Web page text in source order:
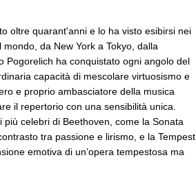
oltre quarant'anni e lo ha visto esibirsi nei
da New York a Tokyo, dalla
Pogorelich ha conquistato ogni angolo del
capacità di mescolare virtuosismo e
e proprio ambasciatore della musica
il repertorio con una sensibilità unica.
celebri di Beethoven, come la Sonata
tra passione e lirismo, e la Tempest
emotiva di un’opera tempestosa ma